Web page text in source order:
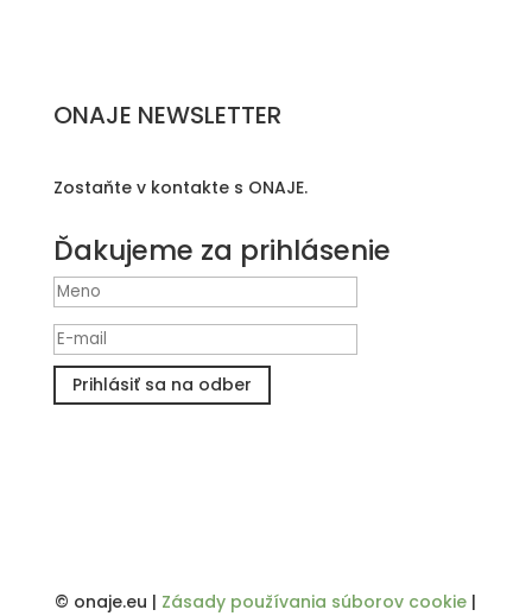
ONAJE NEWSLETTER
Zostaňte v kontakte s ONAJE.
Ďakujeme za prihlásenie
Prihlásiť sa na odber
© onaje.eu | Zásady používania súborov cookie |